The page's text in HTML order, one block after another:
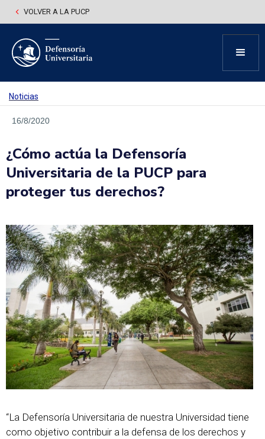
VOLVER A LA PUCP
Noticias
16/8/2020
¿Cómo actúa la Defensoría
Universitaria de la PUCP para
proteger tus derechos?
“La Defensoría Universitaria de nuestra Universidad tiene
como objetivo contribuir a la defensa de los derechos y